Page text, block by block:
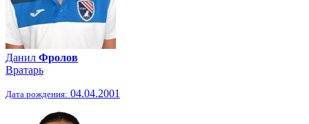
Данил Фролов
Вратарь
Дата рождения: 04.04.2001